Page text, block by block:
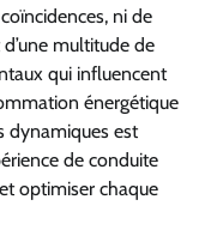
ni de
multitude de
qui influencent
énergétique
dynamiques est
de conduite
optimiser chaque